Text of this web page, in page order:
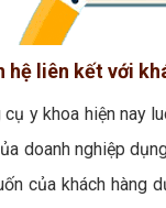
liên kết với
y khoa hiện nay
doanh nghiệp
của khách hàng